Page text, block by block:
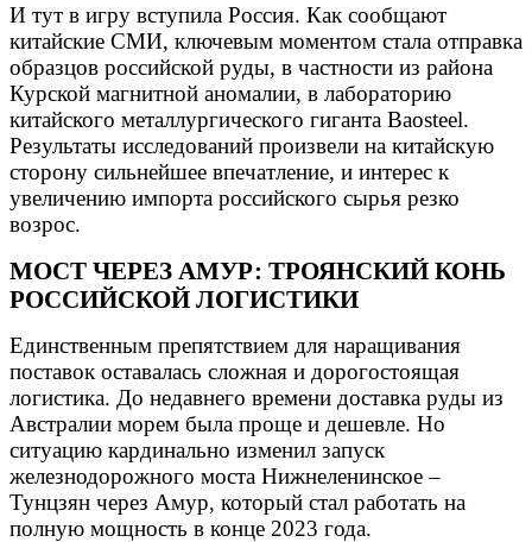
И тут в игру вступила Россия. Как сообщают
китайские СМИ, ключевым моментом стала отправка
образцов российской руды, в частности из района
Курской магнитной аномалии, в лабораторию
китайского металлургического гиганта Baosteel.
Результаты исследований произвели на китайскую
сторону сильнейшее впечатление, и интерес к
увеличению импорта российского сырья резко
возрос.
МОСТ ЧЕРЕЗ АМУР: ТРОЯНСКИЙ КОНЬ
РОССИЙСКОЙ ЛОГИСТИКИ
Единственным препятствием для наращивания
поставок оставалась сложная и дорогостоящая
логистика. До недавнего времени доставка руды из
Австралии морем была проще и дешевле. Но
ситуацию кардинально изменил запуск
железнодорожного моста Нижнеленинское –
Тунцзян через Амур, который стал работать на
полную мощность в конце 2023 года.